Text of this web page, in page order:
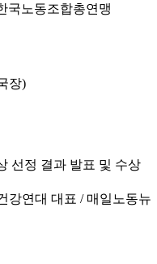
국노동조합총연맹
장)
선정 결과 발표 및 수상
강연대 대표 / 매일노동뉴